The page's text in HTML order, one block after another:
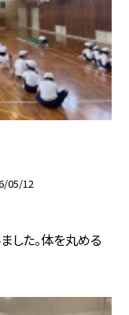
05/12
した。体を丸める